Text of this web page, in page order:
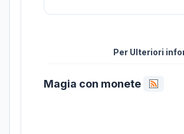
Per Ulteriori
Magia con monete